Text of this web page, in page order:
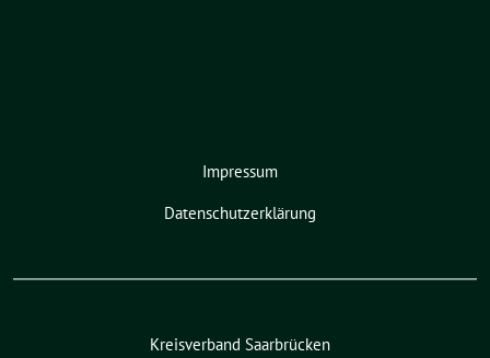
Impressum
Datenschutzerklärung
Kreisverband Saarbrücken